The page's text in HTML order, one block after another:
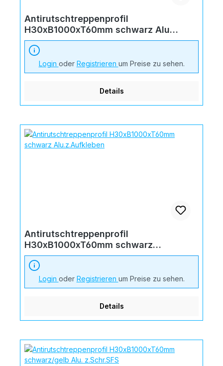
Antirutschtreppenprofil
H30xB1000xT60mm schwarz Alu
z.Schr.
Login oder Registrieren um Preise zu sehen.
Details
Antirutschtreppenprofil
H30xB1000xT60mm schwarz
Alu.z.Aufkleben
Login oder Registrieren um Preise zu sehen.
Details